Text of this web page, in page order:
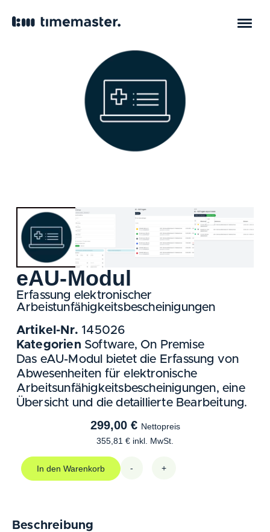
eAU-Modul
Erfassung elektronischer
Arbeistunfähigkeitsbescheinigungen
Artikel-Nr. 145026
Kategorien Software, On Premise
Das eAU-Modul bietet die Erfassung von
Abwesenheiten für elektronische
Arbeitsunfähigkeitsbescheinigungen, eine
Übersicht und die detaillierte Bearbeitung.
299,00 € Nettopreis
355,81 € inkl. MwSt.
- +
In den Warenkorb
Beschreibung